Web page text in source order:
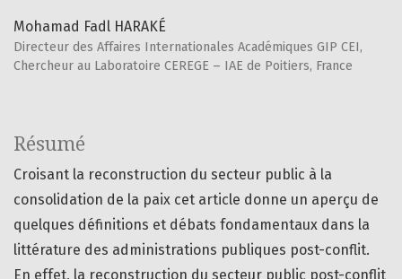
Mohamad Fadl HARAKÉ
Directeur des Affaires Internationales Académiques GIP CEI,
Chercheur au Laboratoire CEREGE – IAE de Poitiers, France
Résumé
Croisant la reconstruction du secteur public à la
consolidation de la paix cet article donne un aperçu de
quelques définitions et débats fondamentaux dans la
littérature des administrations publiques post-conflit.
En effet, la reconstruction du secteur public post-conflit